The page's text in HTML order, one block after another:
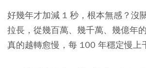
好幾年才加減 1 秒，根本無感？沒
拉長，從幾百萬、幾千萬、幾億年
真的越轉愈慢，每 100 年穩定慢上